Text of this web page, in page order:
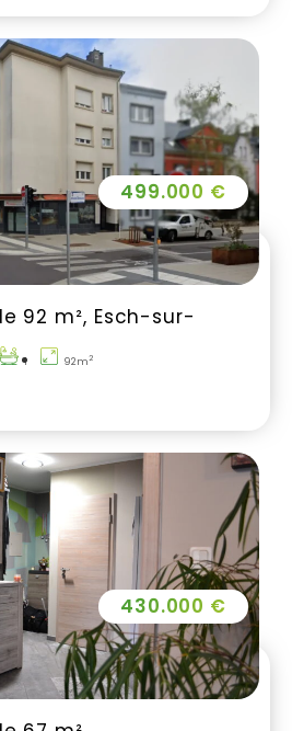
92 m², Esch-sur-
1 92m2
499.000 €
430.000 €